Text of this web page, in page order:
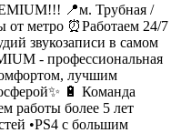
📍м. Трубная /
от метро ⏰Работаем 24/7
звукозаписи в самом
- профессиональная
лучшим
🔋 Команда
работы более 5 лет
•PS4 с большим